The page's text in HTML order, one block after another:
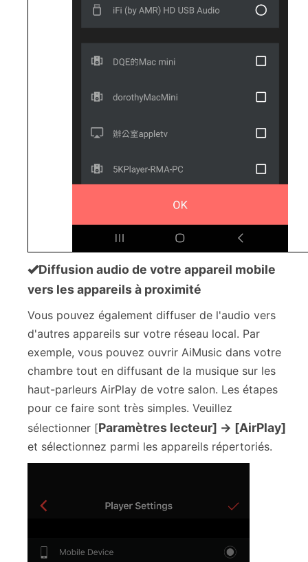
Diffusion audio de votre appareil mobile
vers les appareils à proximité
Vous pouvez également diffuser de l'audio vers
d'autres appareils sur votre réseau local. Par
exemple, vous pouvez ouvrir AiMusic dans votre
chambre tout en diffusant de la musique sur les
haut-parleurs AirPlay de votre salon. Les étapes
pour ce faire sont très simples. Veuillez
sélectionner [Paramètres lecteur] → [AirPlay]
et sélectionnez parmi les appareils répertoriés.